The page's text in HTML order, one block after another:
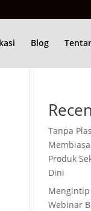
Blog
Tanpa
Produk
Dini
Webinar